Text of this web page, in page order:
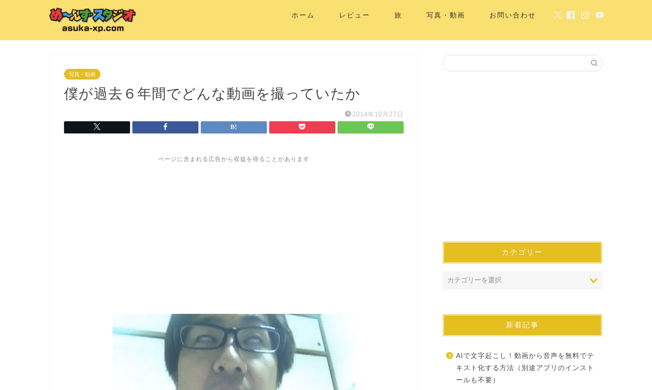
ホーム レビュー 旅 写真・動画 お問い合わせ
写真・動画
僕が過去６年間でどんな動画を撮っていたか
2014年10月27日
ページに含まれる広告から収益を得ることがあります
カテゴリー
新着記事
AIで文字起こし！動画から音声を無料でテ
キスト化する方法（別途アプリのインスト
ールも不要）